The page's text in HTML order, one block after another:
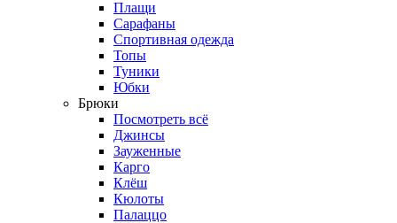
Плащи
Сарафаны
Спортивная одежда
Топы
Туники
Юбки
Брюки
Посмотреть всё
Джинсы
Зауженные
Карго
Клёш
Кюлоты
Палаццо